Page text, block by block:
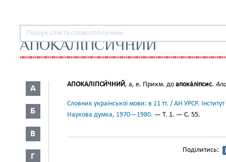
АПОКАЛІПСИЧНИЙ
А
Б
В
Г
АПОКАЛІПСИ́ЧНИЙ, а, е. Прикм. до апока́ліпсис.
Словник української мови: в 11 тт. / АН УРСР.
Наукова думка, 1970—1980. — Т. 1. — С. 55.
Поділитись: